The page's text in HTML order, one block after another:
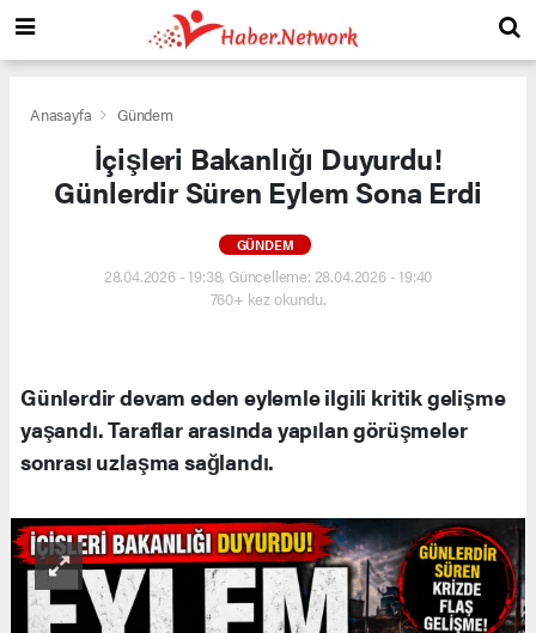
Anasayfa Gündem
İçişleri Bakanlığı Duyurdu!
Günlerdir Süren Eylem Sona Erdi
GÜNDEM
28.04.2026 - 19:38, Güncelleme: 28.04.2026 - 19:40
760+ kez okundu.
Günlerdir devam eden eylemle ilgili kritik gelişme
yaşandı. Taraflar arasında yapılan görüşmeler
sonrası uzlaşma sağlandı.